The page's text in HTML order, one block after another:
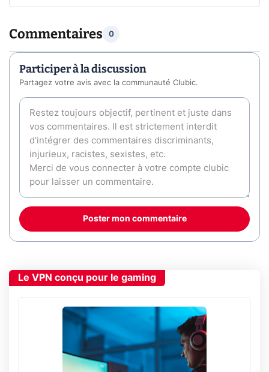
Commentaires 0
Participer à la discussion
Partagez votre avis avec la communauté Clubic.
Poster mon commentaire
Le VPN conçu pour le gaming